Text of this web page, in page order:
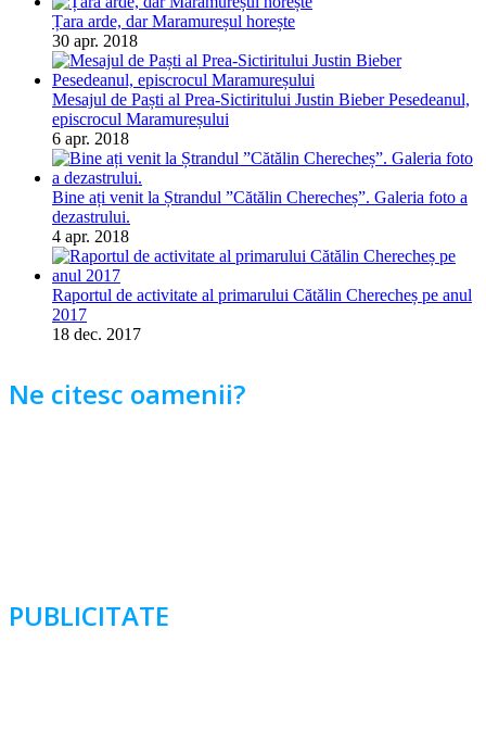
Țara arde, dar Maramureșul horește
30 apr. 2018
Mesajul de Paști al Prea-Sictiritului Justin Bieber Pesedeanul,
episcrocul Maramureșului
6 apr. 2018
Bine ați venit la Ștrandul ”Cătălin Cherecheș”. Galeria foto a
dezastrului.
4 apr. 2018
Raportul de activitate al primarului Cătălin Cherecheș pe anul
2017
18 dec. 2017
Ne citesc oamenii?
PUBLICITATE